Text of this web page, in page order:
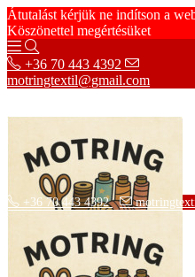
Átutalást kérjük ne indítson a
Köszönettel megértésüket
+36 70 443 4392
motringtextil@gmail.com
+36 70 443 4392